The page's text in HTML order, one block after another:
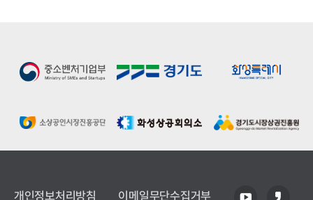
개인정보처리방침 이메일무단수집거부